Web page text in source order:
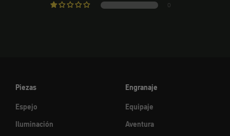
0
Piezas
Espejo
Iluminación
Engranaje
Equipaje
Aventura